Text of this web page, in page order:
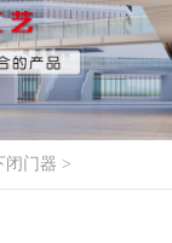
闭门器 >